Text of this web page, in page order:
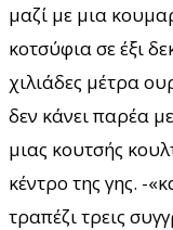
μαζί με μια
κοτσύφια σε έξι
χιλιάδες μέτρα
δεν κάνει παρέα
μιας κουτσής
κέντρο της γης. -
τραπέζι τρεις